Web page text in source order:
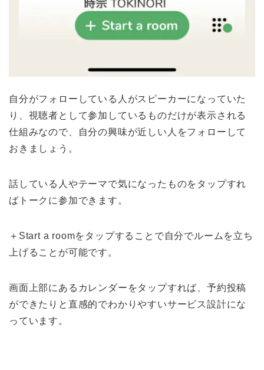
自分がフォローしている人がスピーカーになっていた
り、視聴者として参加しているものだけが表示される
仕組みなので、自分の興味が近しい人をフォローして
おきましょう。
話している人やテーマで気になったものをタップすれ
ばトークに参加できます。
＋Start a roomをタップすることで自分でルームを立ち
上げることが可能です。
画面上部にあるカレンダーをタップすれば、予約投稿
ができたりと直感的でわかりやすいサービス設計にな
っています。